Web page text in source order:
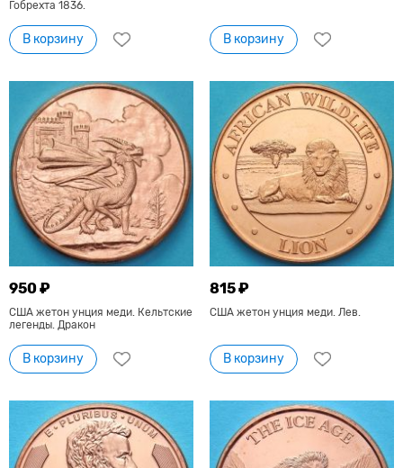
Гобрехта 1836.
В корзину В корзину
950 ₽
США жетон унция меди. Кельтские
легенды. Дракон
В корзину
815 ₽
США жетон унция меди. Лев.
В корзину